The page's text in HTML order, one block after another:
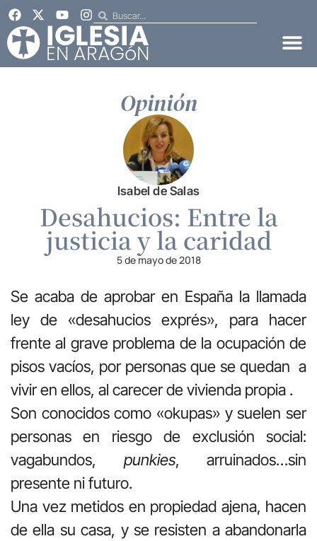
Opinión
Isabel de Salas
Desahucios: Entre la
justicia y la caridad
5 de mayo de 2018
Se acaba de aprobar en España la llamada
ley de «desahucios exprés», para hacer
frente al grave problema de la ocupación de
pisos vacíos, por personas que se quedan a
vivir en ellos, al carecer de vivienda propia .
Son conocidos como «okupas» y suelen ser
personas en riesgo de exclusión social:
vagabundos, punkies, arruinados…sin
presente ni futuro.
Una vez metidos en propiedad ajena, hacen
de ella su casa, y se resisten a abandonarla